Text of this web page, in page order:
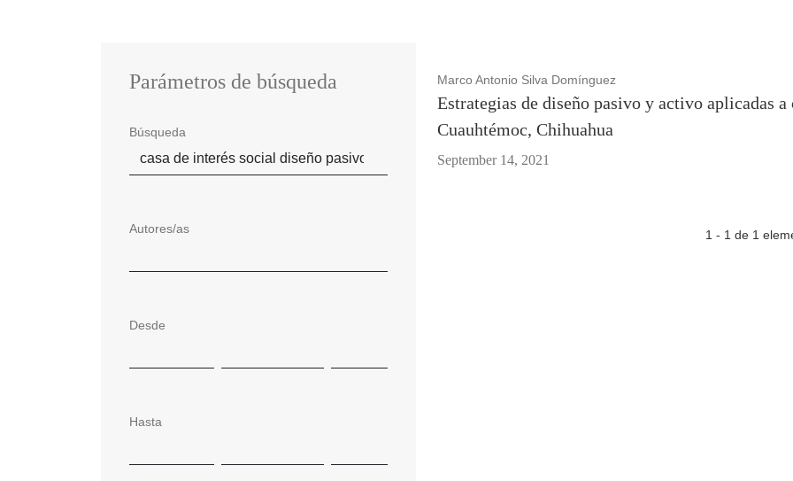
Marco Antonio Silva Domínguez
Estrategias de diseño pasivo y activo aplicadas
Cuauhtémoc, Chihuahua
September 14, 2021
1 - 1 de 1
Parámetros de búsqueda
Búsqueda
Autores/as
Desde
Hasta